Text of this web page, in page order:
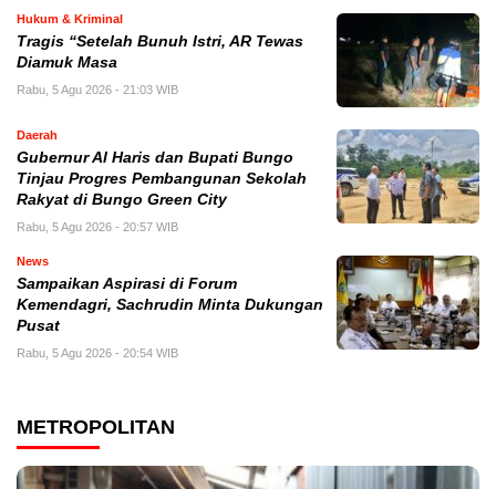
Hukum & Kriminal
Tragis “Setelah Bunuh Istri, AR Tewas
Diamuk Masa
Rabu, 5 Agu 2026 - 21:03 WIB
Daerah
​Gubernur Al Haris dan Bupati Bungo
Tinjau Progres Pembangunan Sekolah
Rakyat di Bungo Green City
Rabu, 5 Agu 2026 - 20:57 WIB
News
Sampaikan Aspirasi di Forum
Kemendagri, Sachrudin Minta Dukungan
Pusat
Rabu, 5 Agu 2026 - 20:54 WIB
METROPOLITAN